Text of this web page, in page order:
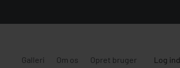
Galleri Om os Opret bruger Log ind